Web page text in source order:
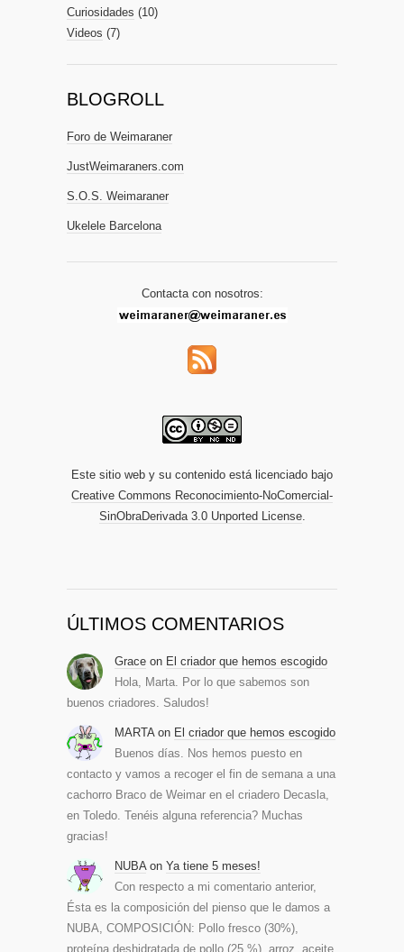
Curiosidades (10)
Videos (7)
BLOGROLL
Foro de Weimaraner
JustWeimaraners.com
S.O.S. Weimaraner
Ukelele Barcelona
Contacta con nosotros:
Este sitio web y su contenido está licenciado bajo
Creative Commons Reconocimiento-NoComercial-
SinObraDerivada 3.0 Unported License.
ÚLTIMOS COMENTARIOS
Grace on El criador que hemos escogido
Hola, Marta. Por lo que sabemos son
buenos criadores. Saludos!
MARTA on El criador que hemos escogido
Buenos días. Nos hemos puesto en
contacto y vamos a recoger el fin de semana a una
cachorro Braco de Weimar en el criadero Decasla,
en Toledo. Tenéis alguna referencia? Muchas
gracias!
NUBA on Ya tiene 5 meses!
Con respecto a mi comentario anterior,
Ésta es la composición del pienso que le damos a
NUBA, COMPOSICIÓN: Pollo fresco (30%),
proteína deshidratada de pollo (25 %), arroz, aceite